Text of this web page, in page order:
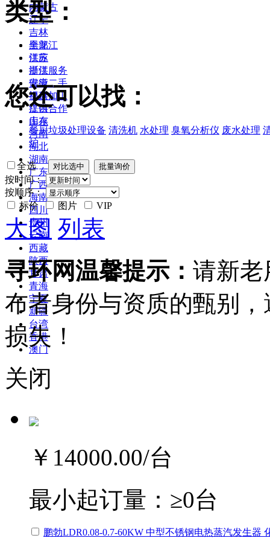
内蒙古
辽宁
吉林
黑龙江
江苏
浙江
安徽
福建
江西
山东
河南
湖北
湖南
广东
广西
海南
四川
贵州
云南
西藏
陕西
甘肃
青海
宁夏
新疆
台湾
香港
澳门
类型：
全部
供应
提供服务
供应二手
提供加工
提供合作
库存
您还可以找：
餐厨垃圾处理设备 清洗机 水处理 臭氧分析仪 废水处理
炉
全选
按时间：
按顺序：
标价
图片 VIP
大图 列表
寻环网温馨提示： 请新老
布者身份与资质的甄别
损失！
关闭
￥14000.00/台
最小起订量： ≥0台
鹏勃LDR0.08-0.7-60KW 中型不锈钢电热蒸汽发生器